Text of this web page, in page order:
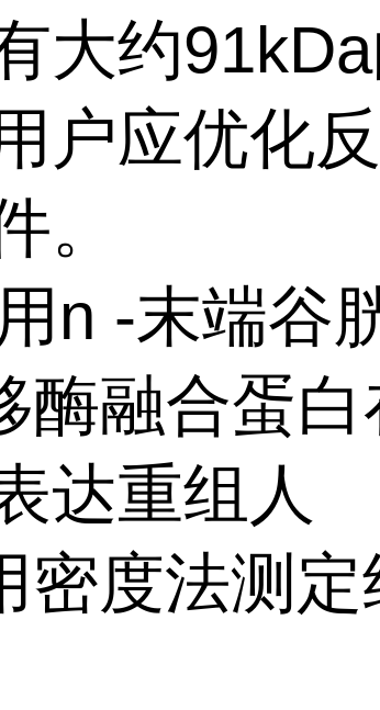
大约
户应优化
。
n -末端谷
酶融合蛋白
达重组人
密度法测定